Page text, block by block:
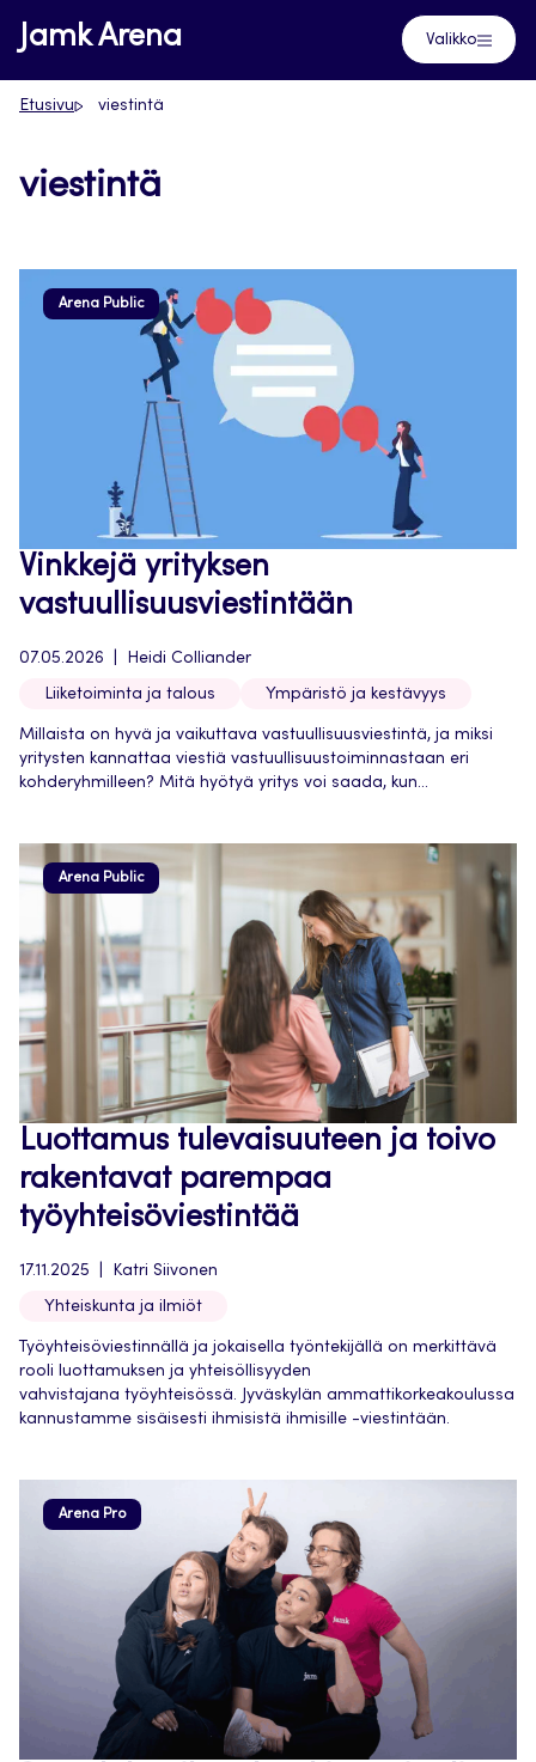
Siirry
suoraan
sisältöön
Jamk Arena Valikko
Etusivu viestintä
viestintä
Arena Public
Vinkkejä yrityksen
vastuullisuusviestintään
07.05.2026 Heidi Colliander
Liiketoiminta ja talous Ympäristö ja kestävyys
Millaista on hyvä ja vaikuttava vastuullisuusviestintä, ja miksi
yritysten kannattaa viestiä vastuullisuustoiminnastaan eri
kohderyhmilleen? Mitä hyötyä yritys voi saada, kun...
Arena Public
Luottamus tulevaisuuteen ja toivo
rakentavat parempaa
työyhteisöviestintää
17.11.2025 Katri Siivonen
Yhteiskunta ja ilmiöt
Työyhteisöviestinnällä ja jokaisella työntekijällä on merkittävä
rooli luottamuksen ja yhteisöllisyyden
vahvistajana työyhteisössä. Jyväskylän ammattikorkeakoulussa
kannustamme sisäisesti ihmisistä ihmisille -viestintään.
Arena Pro